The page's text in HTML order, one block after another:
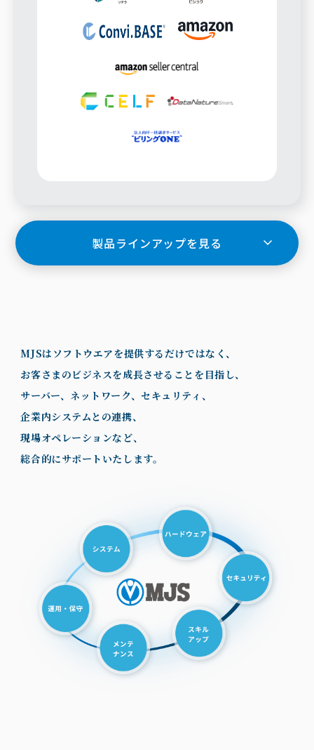
製品ラインアップを見る
MJSはソフトウエアを提供するだけではなく、
お客さまのビジネスを成長させることを目指し、
サーバー、ネットワーク、セキュリティ、
企業内システムとの連携、
現場オペレーションなど、
総合的にサポートいたします。